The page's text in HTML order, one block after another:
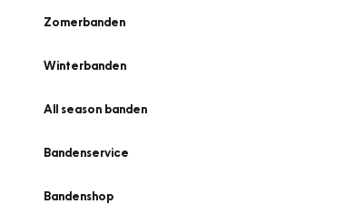
Zomerbanden
Winterbanden
All season banden
Bandenservice
Bandenshop